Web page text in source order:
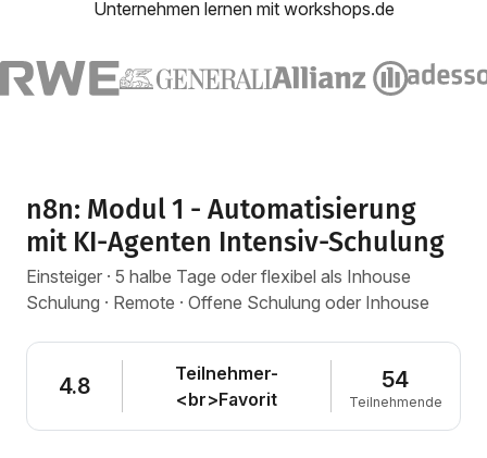
Unternehmen lernen mit workshops.de
n8n: Modul 1 - Automatisierung
mit KI-Agenten Intensiv-Schulung
Einsteiger · 5 halbe Tage oder flexibel als Inhouse
Schulung · Remote · Offene Schulung oder Inhouse
4.8
Teilnehmer-
<br>Favorit
54
Teilnehmende